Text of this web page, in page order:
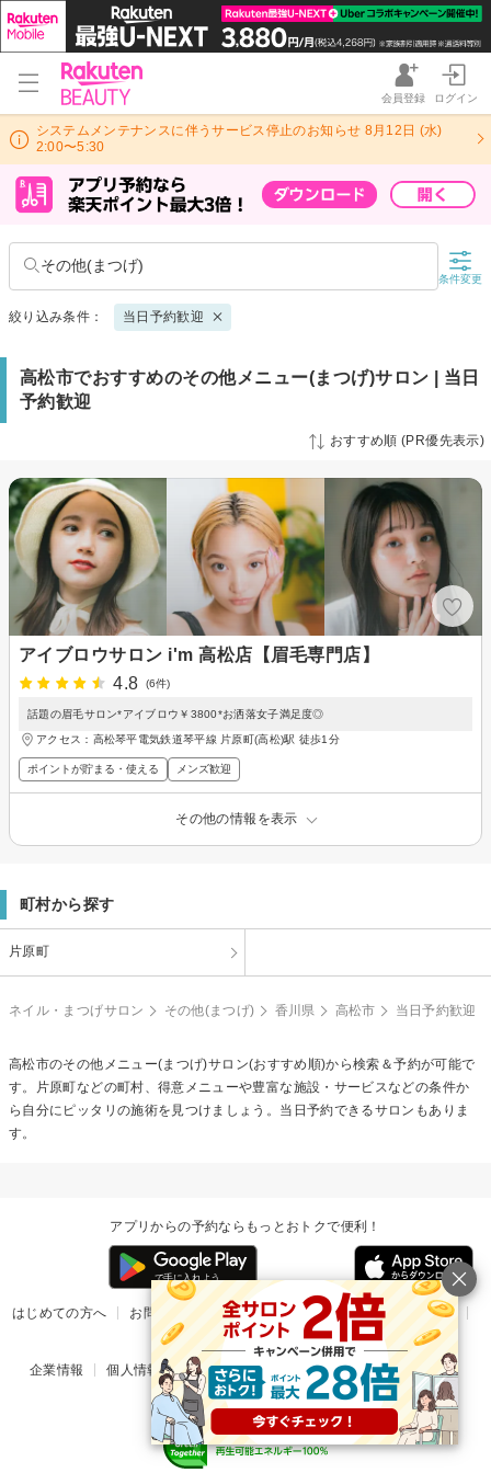
会員登録 ログイン
システムメンテナンスに伴うサービス停止のお知らせ 8月12日 (水)
2:00〜5:30
その他(まつげ)
条件変更
絞り込み条件： 当日予約歓迎
高松市でおすすめのその他メニュー(まつげ)サロン | 当日
予約歓迎
おすすめ順 (PR優先表示)
アイブロウサロン i'm 高松店【眉毛専門店】
4.8
(6件)
話題の眉毛サロン*アイブロウ￥3800*お洒落女子満足度◎
アクセス：高松琴平電気鉄道琴平線 片原町(高松)駅 徒歩1分
ポイントが貯まる・使える メンズ歓迎
その他の情報を表示
町村から探す
片原町
ネイル・まつげサロン その他(まつげ) 香川県 高松市 当日予約歓迎
高松市のその他メニュー(まつげ)サロン(おすすめ順)から検索＆予約が可能で
す。片原町などの町村、得意メニューや豊富な施設・サービスなどの条件か
ら自分にピッタリの施術を見つけましょう。当日予約できるサロンもありま
す。
アプリからの予約ならもっとおトクで便利！
はじめての方へ お問い合わせ ヘルプ リリース情報
利用規約
掲載ご希望のサロン様
企業情報 個人情報保護方針 楽天のサービス一覧 アプリ一覧
© Rakuten Group, Inc.